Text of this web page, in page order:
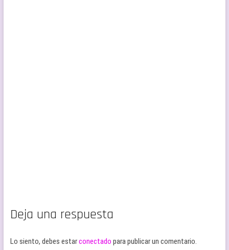
Deja una respuesta
Lo siento, debes estarconectado para publicar un comentario.